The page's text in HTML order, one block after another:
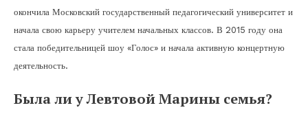
окончила Московский государственный педагогический университет и
начала свою карьеру учителем начальных классов. В 2015 году она
стала победительницей шоу «Голос» и начала активную концертную
деятельность.
Была ли у Левтовой Марины семья?